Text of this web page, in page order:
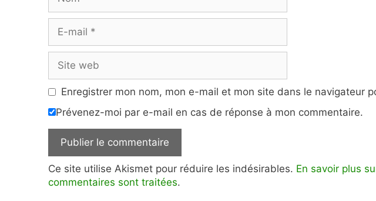
mail
web
Enregistrer mon nom, mon e-mail et mon site dans le navigateur
Prévenez-moi par e-mail en cas de réponse à mon commentaire.
Ce site utilise Akismet pour réduire les indésirables. En savoir plus
commentaires sont traitées.